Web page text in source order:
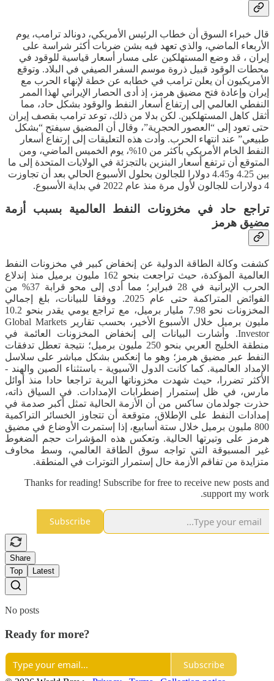
قال خبراء السوق أن خطاب الرئيس الأمريكي، دونالد ترامب، يوم
الأربعاء الماضي، والذي تعهد فيه بشن ضربات أكثر شراسة على
إيران ، قد وضع المستهلكين على مسار أسعار قياسية للوقود في
محطات الوقود قبيل ذروة موسم السفر الصيفي في البلاد. وتوقع
الأمريكيون أن يعلن ترامب في خطابه عن خطة لإنهاء الحرب مع
إيران وإعادة فتح مضيق هرمز، إذ أدى الحصار الإيراني لهذا الممر
النفطي العالمي إلى إرتفاع أسعار النفط والوقود بشكل حاد، مما
أثقل كاهل المستهلكين. لكن بدلا من ذلك، توعد ترامب بقصف إيران
حتى تعود إلى “العصور الحجرية”، وقال أن المضيق سيفتح “بشكل
طبيعي” عند انتهاء الحرب. وأدت هذه التعليقات إلى إرتفاع أسعار
النفط الخام الأمريكي بأكثر من 10%، يوم الخميس الماضي، ومن
المتوقع أن ترتفع أسعار البنزين بالتجزئة في الولايات المتحدة إلى ما
بين 4.25 و4.45 دولارا للجالون بحلول الأسبوع الحالي بعد أن تجاوزت
4 دولارات للجالون لأول مرة منذ عام 2022 في بداية الأسبوع.
تراجع حاد في مخزونات النفط العالمية بسبب أزمة
مضيق هرمز
كشفت وكالة الطاقة الدولية عن إنخفاض كبير في مخزونات النفط
العالمية المؤكدة، حيث تراجعت بنحو 162 مليون برميل منذ إندلاع
الحرب الإيرانية في 28 فبراير؛ مما أدى إلى محو قرابة 37% من
الفوائض المتراكمة حتى عام 2025. ووفقا للبيانات، بلغ إجمالي
المخزونات نحو 7.98 مليار برميل، مع تراجع يومي يقدر بنحو 10.2
مليون برميل خلال الأسبوع الأخير، بحسب تقارير Global Markets
Investor. وأشارت البيانات إلى إنخفاض المخزونات العائمة في
منطقة الخليج العربي بنحو 250 مليون برميل؛ نتيجة تعطل تدفقات
النفط عبر مضيق هرمز؛ وهو ما إنعكس بشكل مباشر على سلاسل
الإمداد العالمية. كما كانت الدول الآسيوية - باستثناء الصين والهند -
الأكثر تضررا، حيث شهدت مخزوناتها البرية تراجعا حادا منذ أوائل
مارس، في ظل إستمرار إضطرابات الإمدادات. في السياق ذاته،
حذرت جولدمان ساكس من أن الأزمة الحالية تمثل أكبر صدمة في
إمدادات النفط على الإطلاق، متوقعة أن تتجاوز الخسائر التراكمية
800 مليون برميل خلال ستة أسابيع، إذا إستمرت الأوضاع في مضيق
هرمز على وتيرتها الحالية. وتعكس هذه المؤشرات حجم الضغوط
غير المسبوقة التي تواجه سوق الطاقة العالمي، وسط مخاوف
متزايدة من تفاقم الأزمة حال إستمرار التوترات في المنطقة.
Thanks for reading! Subscribe for free to receive new posts and
support my work.
Subscribe
Share
Top
Latest
No posts
Ready for more?
Subscribe